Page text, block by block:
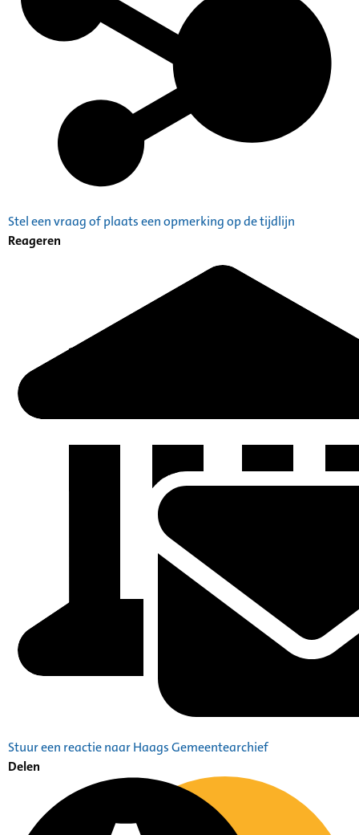
Stel een vraag of plaats een opmerking op de tijdlijn
Reageren
Stuur een reactie naar Haags Gemeentearchief
Delen